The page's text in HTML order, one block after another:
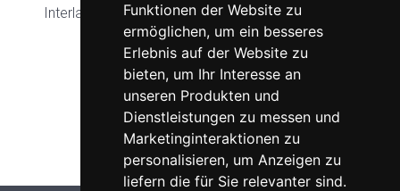
Funktionen der Website zu
ermöglichen, um ein besseres
Erlebnis auf der Website zu
bieten, um Ihr Interesse an
unseren Produkten und
Dienstleistungen zu messen und
Marketinginteraktionen zu
personalisieren, um Anzeigen zu
liefern die für Sie relevanter sind.
Interlaken 2009
Joomla Gallerymakes it better. Balbooa.com